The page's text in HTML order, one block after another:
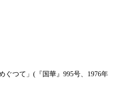
ぐつて」(『国華』995号、1976年